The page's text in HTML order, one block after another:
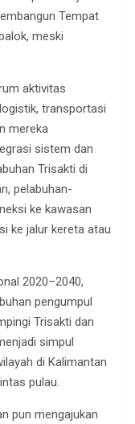
Tempat
meski
aktivitas
transportasi
mereka
sistem dan
Trisakti di
pelabuhan-
ke kawasan
ke jalur kereta atau
2020–2040,
pengumpul
Trisakti dan
simpul
di Kalimantan
pulau.
pun mengajukan